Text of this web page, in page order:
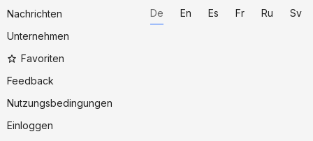
Nachrichten
Unternehmen
Favoriten
Feedback
Nutzungsbedingungen
Einloggen
De En Es Fr Ru Sv